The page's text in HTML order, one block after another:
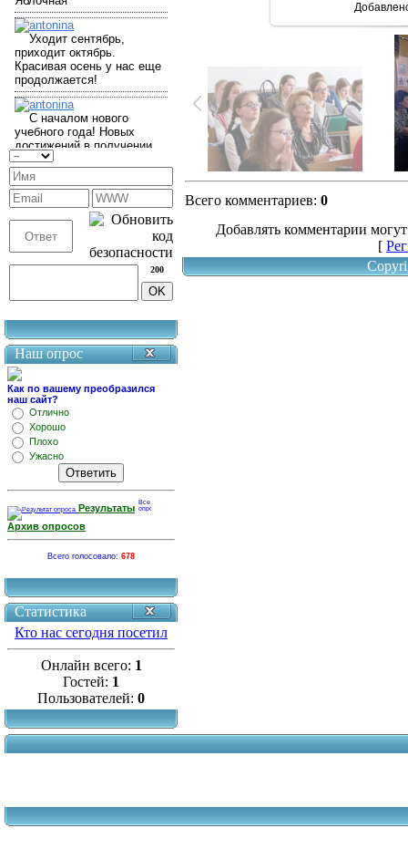
200
Наш опрос
Как по вашему преобразился
наш сайт?
Отлично
Хорошо
Плохо
Ужасно
Результаты
Архив опросов
Всего голосовало: 678
Статистика
Кто нас сегодня посетил
Онлайн всего: 1
Гостей: 1
Пользователей: 0
Всего комментариев: 0
Добавлять комментарии
[